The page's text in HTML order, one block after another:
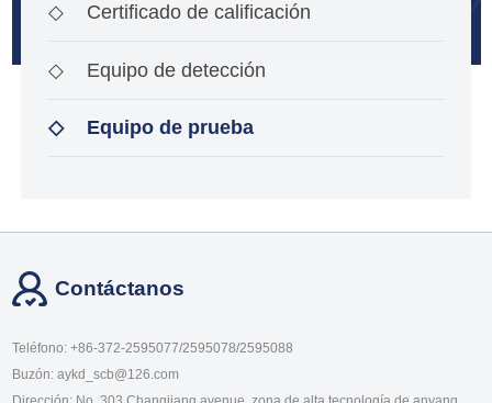
◇ Certificado de calificación
◇ Equipo de detección
◇ Equipo de prueba
Contáctanos
Teléfono: +86-372-2595077/2595078/2595088
Buzón: aykd_scb@126.com